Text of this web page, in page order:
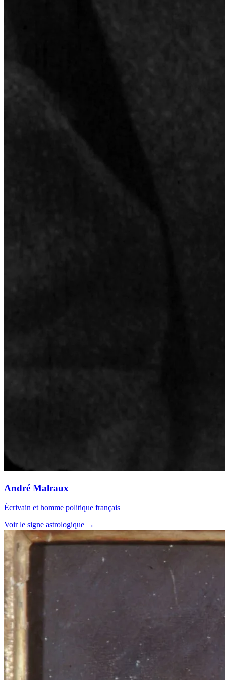
André Malraux
Écrivain et homme politique français
Voir le signe astrologique →